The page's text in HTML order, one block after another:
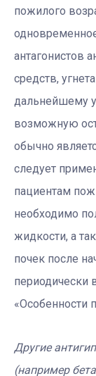
пожилого
антагонистов
средств,
дальнейшему
возможную
обычно
следует
пациентам
необходимо
жидкости, а
почек после
периодически
«Особенности
Другие
(например